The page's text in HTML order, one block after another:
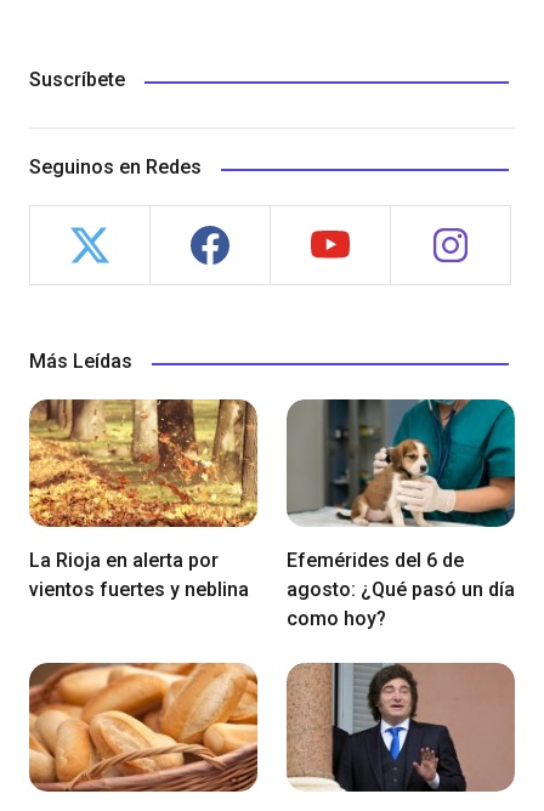
Suscríbete
Seguinos en Redes
Más Leídas
La Rioja en alerta por
vientos fuertes y neblina
Efemérides del 6 de
agosto: ¿Qué pasó un día
como hoy?